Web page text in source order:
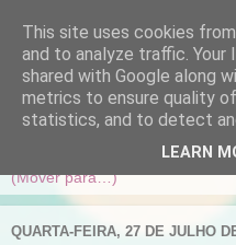
QUARTA-FEIRA, 27 DE JULHO
This site uses cookies
and to analyze traffic. Your
shared with Google along
metrics to ensure quality
statistics, and to detect
LEARN